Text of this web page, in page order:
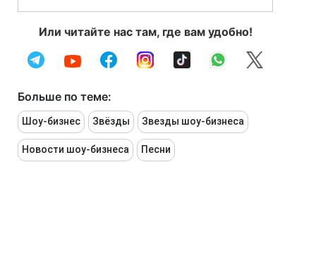
Или читайте нас там, где вам удобно!
Больше по теме:
Шоу-бизнес Звёзды Звезды шоу-бизнеса
Новости шоу-бизнеса Песни